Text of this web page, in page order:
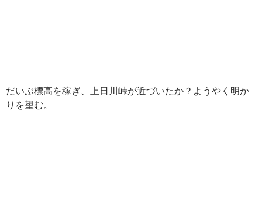
だいぶ標高を稼ぎ、上日川峠が近づいたか？ようやく明か
りを望む。